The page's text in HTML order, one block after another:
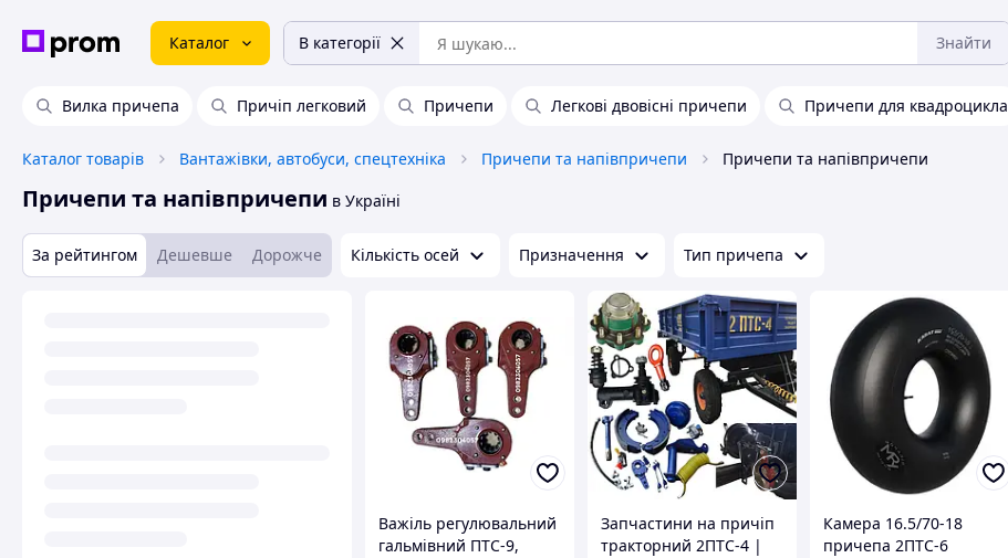
Каталог В категорії Знайти
Вилка причепа Причіп легковий Причепи Легкові двовісні причепи Причепи для квадроцикла
Каталог товарів Вантажівки, автобуси, спецтехніка Причепи та напівпричепи Причепи та напівпричепи
Причепи та напівпричепи в Україні
За рейтингом Дешевше Дорожче Кількість осей Призначення Тип причепа
Важіль регулювальний
гальмівний ПТС-9,
Запчастини на причіп
тракторний 2ПТС-4 |
Камера 16.5/70-18
причепа 2ПТС-6